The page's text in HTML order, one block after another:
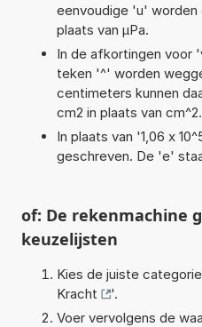
eenvoudige 'u' worden
plaats van µPa.
In de afkortingen voor
teken '^' worden
centimeters kunnen
cm2 in plaats van cm^2.
In plaats van '1,06 x
geschreven. De 'e'
of: De rekenmachine
keuzelijsten
Kies de juiste
Kracht
'.
Voer vervolgens de